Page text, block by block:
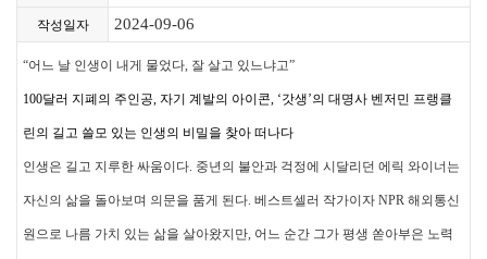
작성일자 2024-09-06
“어느 날 인생이 내게 물었다, 잘 살고 있느냐고”
100달러 지폐의 주인공, 자기 계발의 아이콘, ‘갓생’의 대명사 벤저민 프랭클
린의 길고 쓸모 있는 인생의 비밀을 찾아 떠나다
인생은 길고 지루한 싸움이다. 중년의 불안과 걱정에 시달리던 에릭 와이너는
자신의 삶을 돌아보며 의문을 품게 된다. 베스트셀러 작가이자 NPR 해외통신
원으로 나름 가치 있는 삶을 살아왔지만, 어느 순간 그가 평생 쏟아부은 노력